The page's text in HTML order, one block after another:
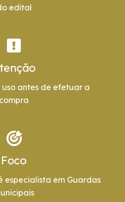
edital
antes de efetuar a
compra
Foco
especialista em Guardas